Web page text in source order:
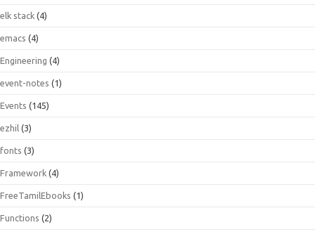
elk stack (4)
emacs (4)
Engineering (4)
event-notes (1)
Events (145)
ezhil (3)
fonts (3)
Framework (4)
FreeTamilEbooks (1)
Functions (2)